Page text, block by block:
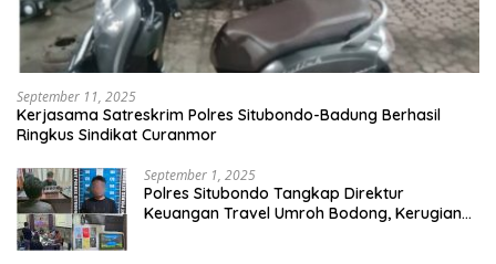
September 11, 2025
Kerjasama Satreskrim Polres Situbondo-Badung Berhasil
Ringkus Sindikat Curanmor
September 1, 2025
Polres Situbondo Tangkap Direktur
Keuangan Travel Umroh Bodong, Kerugian